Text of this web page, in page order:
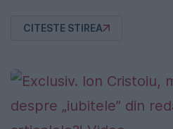
CITESTE STIREA